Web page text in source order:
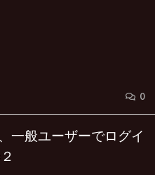
0
一般ユーザーでログイ